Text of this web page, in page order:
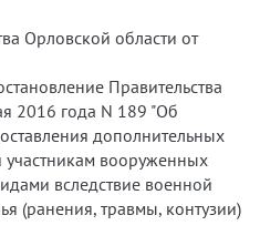
Орловской области от
Правительства
2016 года N 189 "Об
дополнительных
вооруженных
вследствие военной
(ранения, травмы, контузии)